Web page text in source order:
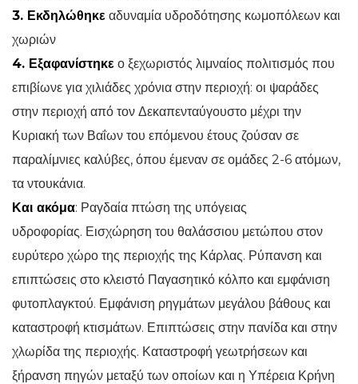
3. Εκδηλώθηκε αδυναμία υδροδότησης κωμοπόλεων και
χωριών
4. Εξαφανίστηκε ο ξεχωριστός λιμναίος πολιτισμός που
επιβίωνε για χιλιάδες χρόνια στην περιοχή: οι ψαράδες
στην περιοχή από τον Δεκαπενταύγουστο μέχρι την
Κυριακή των Βαΐων του επόμενου έτους ζούσαν σε
παραλίμνιες καλύβες, όπου έμεναν σε ομάδες 2-6 ατόμων,
τα ντουκάνια.
Και ακόμα: Ραγδαία πτώση της υπόγειας
υδροφορίας. Εισχώρηση του θαλάσσιου μετώπου στον
ευρύτερο χώρο της περιοχής της Κάρλας. Ρύπανση και
επιπτώσεις στο κλειστό Παγασητικό κόλπο και εμφάνιση
φυτοπλαγκτού. Εμφάνιση ρηγμάτων μεγάλου βάθους και
καταστροφή κτισμάτων. Επιπτώσεις στην πανίδα και στην
χλωρίδα της περιοχής. Καταστροφή γεωτρήσεων και
ξήρανση πηγών μεταξύ των οποίων και η Υπέρεια Κρήνη